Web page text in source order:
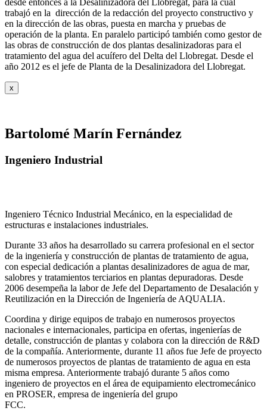
trabajó en la dirección de la redacción del proyecto constructivo y
en la dirección de las obras, puesta en marcha y pruebas de
operación de la planta. En paralelo participó también como gestor de
las obras de construcción de dos plantas desalinizadoras para el
tratamiento del agua del acuífero del Delta del Llobregat. Desde el
año 2012 es el jefe de Planta de la Desalinizadora del Llobregat.
x
Bartolomé Marín Fernández
Ingeniero Industrial
Ingeniero Técnico Industrial Mecánico, en la especialidad de
estructuras e instalaciones industriales.
Durante 33 años ha desarrollado su carrera profesional en el sector
de la ingeniería y construcción de plantas de tratamiento de agua,
con especial dedicación a plantas desalinizadores de agua de mar,
salobres y tratamientos terciarios en plantas depuradoras. Desde
2006 desempeña la labor de Jefe del Departamento de Desalación y
Reutilización en la Dirección de Ingeniería de AQUALIA.
Coordina y dirige equipos de trabajo en numerosos proyectos
nacionales e internacionales, participa en ofertas, ingenierías de
detalle, construcción de plantas y colabora con la dirección de R&D
de la compañía. Anteriormente, durante 11 años fue Jefe de proyecto
de numerosos proyectos de plantas de tratamiento de agua en esta
misma empresa. Anteriormente trabajó durante 5 años como
ingeniero de proyectos en el área de equipamiento electromecánico
en PROSER, empresa de ingeniería del grupo
FCC.